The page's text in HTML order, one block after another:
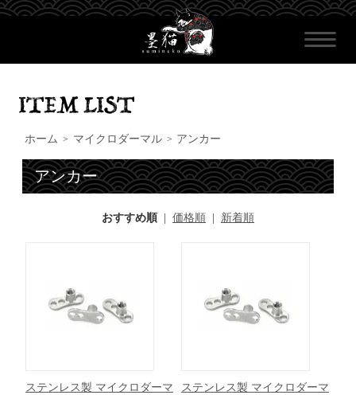
ホーム > マイクロダーマル > アンカー
アンカー
おすすめ順 価格順 新着順
ステンレス製 マイクロダーマ
ステンレス製 マイクロダーマ